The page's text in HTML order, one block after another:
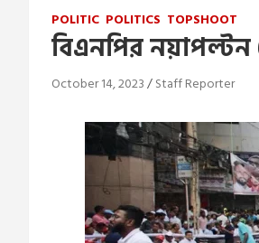
POLITIC POLITICS TOPSHOOT
বিএনপির
October 14, 2023 Staff Reporter